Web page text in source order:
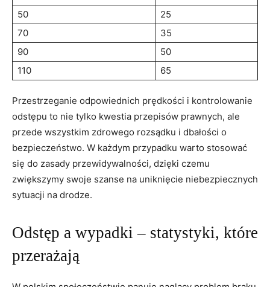
50
25
70
35
90
50
110
65
Przestrzeganie odpowiednich prędkości i kontrolowanie
odstępu to nie tylko kwestia przepisów prawnych, ale
przede wszystkim zdrowego rozsądku i dbałości o
bezpieczeństwo. W każdym przypadku warto stosować
się do zasady przewidywalności, dzięki czemu
zwiększymy swoje szanse na uniknięcie niebezpiecznych
sytuacji na drodze.
Odstęp a wypadki – statystyki, które
przerażają